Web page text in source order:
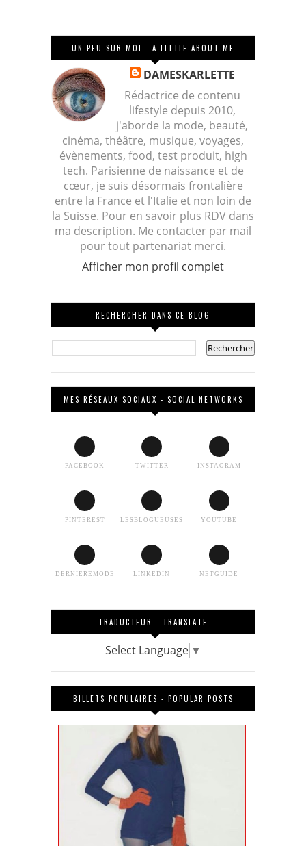
UN PEU SUR MOI - A LITTLE ABOUT ME
DAMESKARLETTE
Rédactrice de contenu
lifestyle depuis 2010,
j'aborde la mode, beauté,
cinéma, théâtre, musique, voyages,
évènements, food, test produit, high
tech. Parisienne de naissance et de
cœur, je suis désormais frontalière
entre la France et l'Italie et non loin de
la Suisse. Pour en savoir plus RDV dans
ma description. Me contacter par mail
pour tout partenariat merci.
Afficher mon profil complet
RECHERCHER DANS CE BLOG
MES RÉSEAUX SOCIAUX - SOCIAL NETWORKS
FACEBOOK TWITTER INSTAGRAM
PINTEREST LESBLOGUEUSES YOUTUBE
DERNIEREMODE LINKEDIN NETGUIDE
TRADUCTEUR - TRANSLATE
Select Language ▼
BILLETS POPULAIRES - POPULAR POSTS